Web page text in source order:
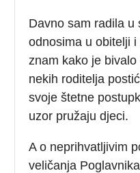
Davno sam radila u
odnosima u obitelji
znam kako je
nekih roditelja
svoje štetne
uzor pružaju djeci.
A o neprihvatljivim
veličanja